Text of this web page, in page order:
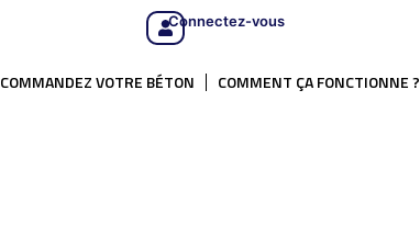
Connectez-vous
COMMANDEZ VOTRE BÉTON COMMENT ÇA FONCTIONNE ?